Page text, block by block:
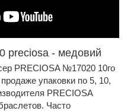
preciosa - медовий
PRECIOSA №17020 10го
упаковки по 5, 10,
PRECIOSA
Часто